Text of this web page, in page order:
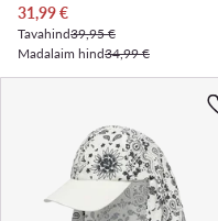
Praegune hind
31,99€
Tavahind39,95 €
Madalaim hind34,99 €